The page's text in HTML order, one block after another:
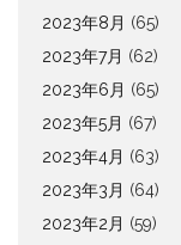
2023年8月 (65)
2023年7月 (62)
2023年6月 (65)
2023年5月 (67)
2023年4月 (63)
2023年3月 (64)
2023年2月 (59)